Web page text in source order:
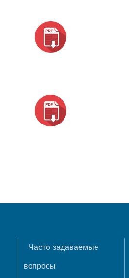
Часто задаваемые
вопросы